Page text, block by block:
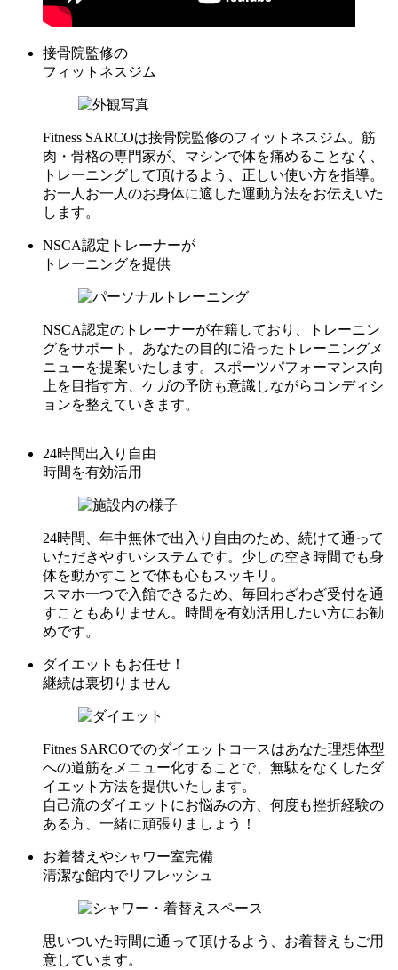
接骨院監修の
フィットネスジム
Fitness SARCOは接骨院監修のフィットネスジム。筋
肉・骨格の専門家が、マシンで体を痛めることなく、
トレーニングして頂けるよう、正しい使い方を指導。
お一人お一人のお身体に適した運動方法をお伝えいた
します。
NSCA認定トレーナーが
トレーニングを提供
NSCA認定のトレーナーが在籍しており、トレーニン
グをサポート。あなたの目的に沿ったトレーニングメ
ニューを提案いたします。スポーツパフォーマンス向
上を目指す方、ケガの予防も意識しながらコンディシ
ョンを整えていきます。
24時間出入り自由
時間を有効活用
24時間、年中無休で出入り自由のため、続けて通って
いただきやすいシステムです。少しの空き時間でも身
体を動かすことで体も心もスッキリ。
スマホ一つで入館できるため、毎回わざわざ受付を通
すこともありません。時間を有効活用したい方にお勧
めです。
ダイエットもお任せ！
継続は裏切りません
Fitnes SARCOでのダイエットコースはあなた理想体型
への道筋をメニュー化することで、無駄をなくしたダ
イエット方法を提供いたします。
自己流のダイエットにお悩みの方、何度も挫折経験の
ある方、一緒に頑張りましょう！
お着替えやシャワー室完備
清潔な館内でリフレッシュ
思いついた時間に通って頂けるよう、お着替えもご用
意しています。